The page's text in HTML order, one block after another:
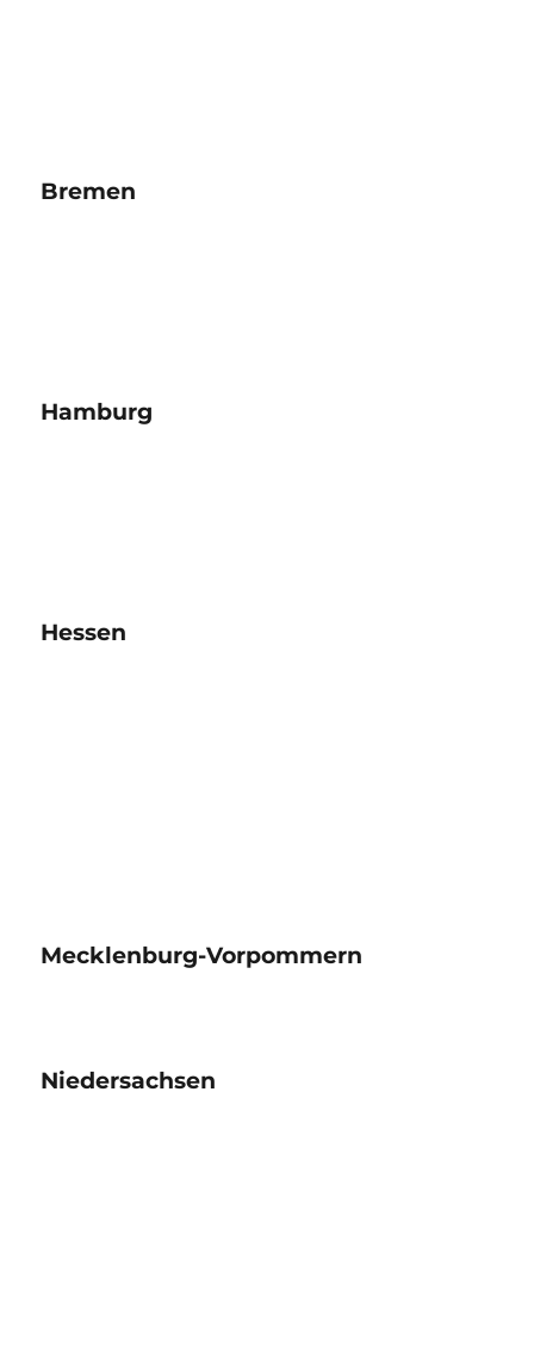
Bremen
Hamburg
Hessen
Mecklenburg-Vorpommern
Niedersachsen